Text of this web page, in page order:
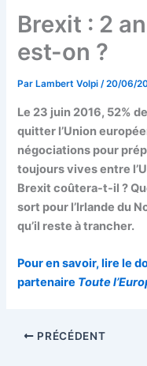
Brexit : 2
est-on ?
Par Lambert Volpi/20/06/
Le 23 juin 2016, 52%
quitter l’Union
négociations pour
toujours vives entre
Brexit coûtera-t-il ?
sort pour l’Irlande du
qu’il reste à trancher.
Pour en savoir, lire le
partenaire Toute
PRÉCÉDENT